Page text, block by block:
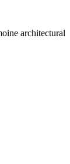
architectural